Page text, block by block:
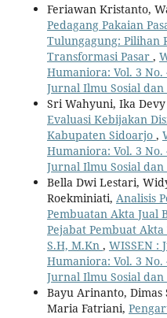
Feriawan Kristanto,
Pedagang Pakaian
Tulungagung: Pilihan
Transformasi Pasar ,
Humaniora: Vol. 3 No.
Jurnal Ilmu Sosial
Sri Wahyuni, Ika
Evaluasi Kebijakan
Kabupaten Sidoarjo ,
Humaniora: Vol. 3 No.
Jurnal Ilmu Sosial
Bella Dwi Lestari,
Roekminiati, Analisis
Pembuatan Akta Jual
Pejabat Pembuat
S.H, M.Kn , WISSEN :
Humaniora: Vol. 3 No.
Jurnal Ilmu Sosial
Bayu Arinanto, Dimas
Maria Fatriani,